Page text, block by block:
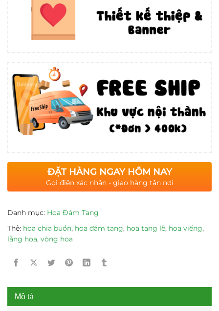
ĐẶT HÀNG NGAY HÔM NAY
Gọi điện xác nhận - giao hàng tận nơi
Danh mục: Hoa Đám Tang
Thẻ: hoa chia buồn, hoa đám tang, hoa tang lễ, hoa viếng,
lẵng hoa, vòng hoa
Mô tả